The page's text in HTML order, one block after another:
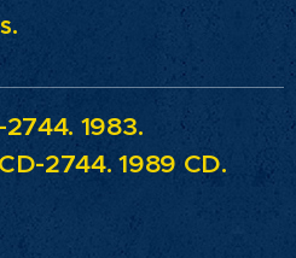
1983.
2744. 1989 CD.